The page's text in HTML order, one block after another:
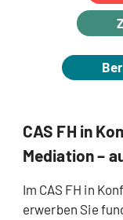
CAS FH in
Mediation –
Im CAS FH in
erwerben Sie